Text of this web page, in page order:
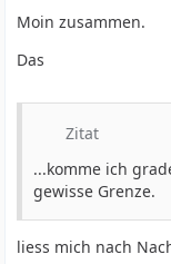
Moin zusammen.
Das
Zitat
...komme ich
gewisse Grenze.
liess mich nach